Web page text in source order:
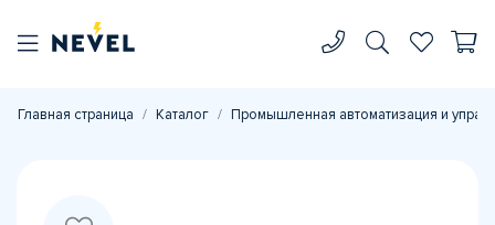
Главная страница Каталог Промышленная автоматизация и